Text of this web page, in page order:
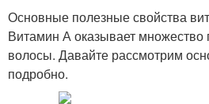
Основные полезные свойства
Витамин А оказывает
волосы. Давайте рассмотрим
подробно.